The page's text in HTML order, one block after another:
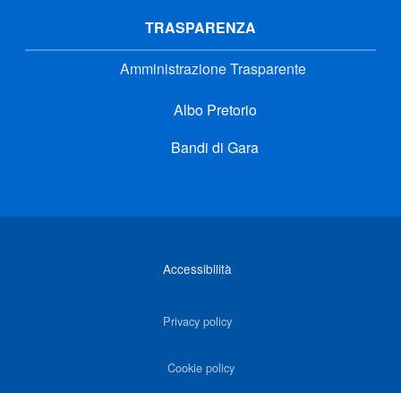
TRASPARENZA
Amministrazione Trasparente
Albo Pretorio
Bandi di Gara
Accessibilità
Privacy policy
Cookie policy